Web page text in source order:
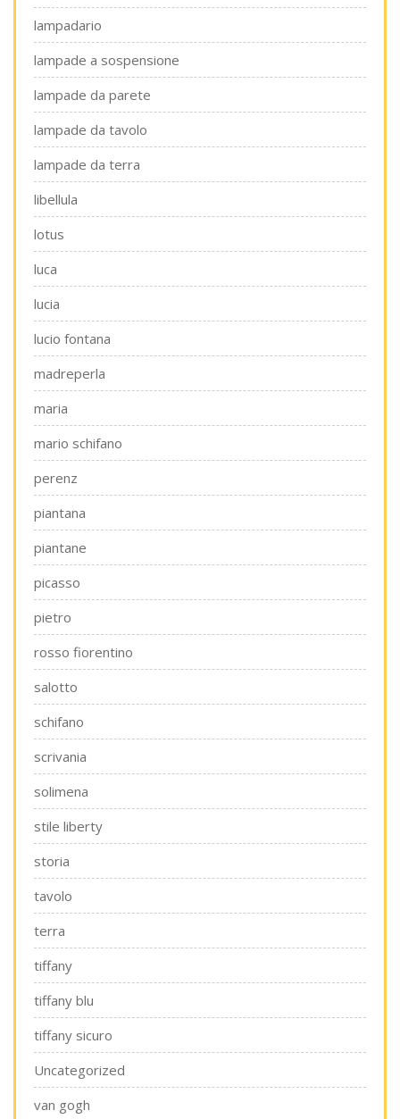
lampadario
lampade a sospensione
lampade da parete
lampade da tavolo
lampade da terra
libellula
lotus
luca
lucia
lucio fontana
madreperla
maria
mario schifano
perenz
piantana
piantane
picasso
pietro
rosso fiorentino
salotto
schifano
scrivania
solimena
stile liberty
storia
tavolo
terra
tiffany
tiffany blu
tiffany sicuro
Uncategorized
van gogh